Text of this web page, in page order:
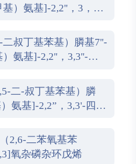
）氨基]-2,2''，3，3''-
二叔丁基苯基）膦基7''-
氨基]-2,2''，3,3''-四
二-叔丁基苯基）膦
氨基]-2,2”，3,3'-四氢
2,6-二苯氧基苯
氧杂磷杂环戊烯